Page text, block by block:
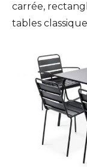
carrée,
tables